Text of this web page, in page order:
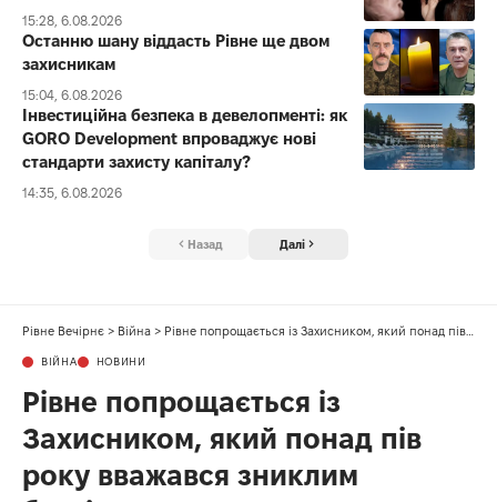
15:28, 6.08.2026
Останню шану віддасть Рівне ще двом
захисникам
15:04, 6.08.2026
Інвестиційна безпека в девелопменті: як
GORO Development впроваджує нові
стандарти захисту капіталу?
14:35, 6.08.2026
Назад Далі
Рівне Вечірнє > Війна > Рівне попрощається із Захисником, який понад пів року вважався зниклим безвісти
ВІЙНА НОВИНИ
Рівне попрощається із
Захисником, який понад пів
року вважався зниклим